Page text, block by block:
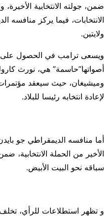
ضمن، جولته الانتخابية
الانتخابات، فيما يركز منافسه
ولايتين.
ويسعى ترامب في الحصول على
أصواتها”حاسمة” هي، نورث
وميشيغان، حيث سيعقد مؤتمرات
لإعادة انتخابه رئيسا للبلاد.
أما منافسه الديمقراطي جو
الأخير من الحملة الانتخابية،
سباقه نحو البيت الأبيض.
و تظهر استطلاعات للرأي،